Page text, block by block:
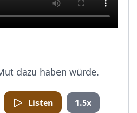
dazu haben würde.
Listen 1.5x